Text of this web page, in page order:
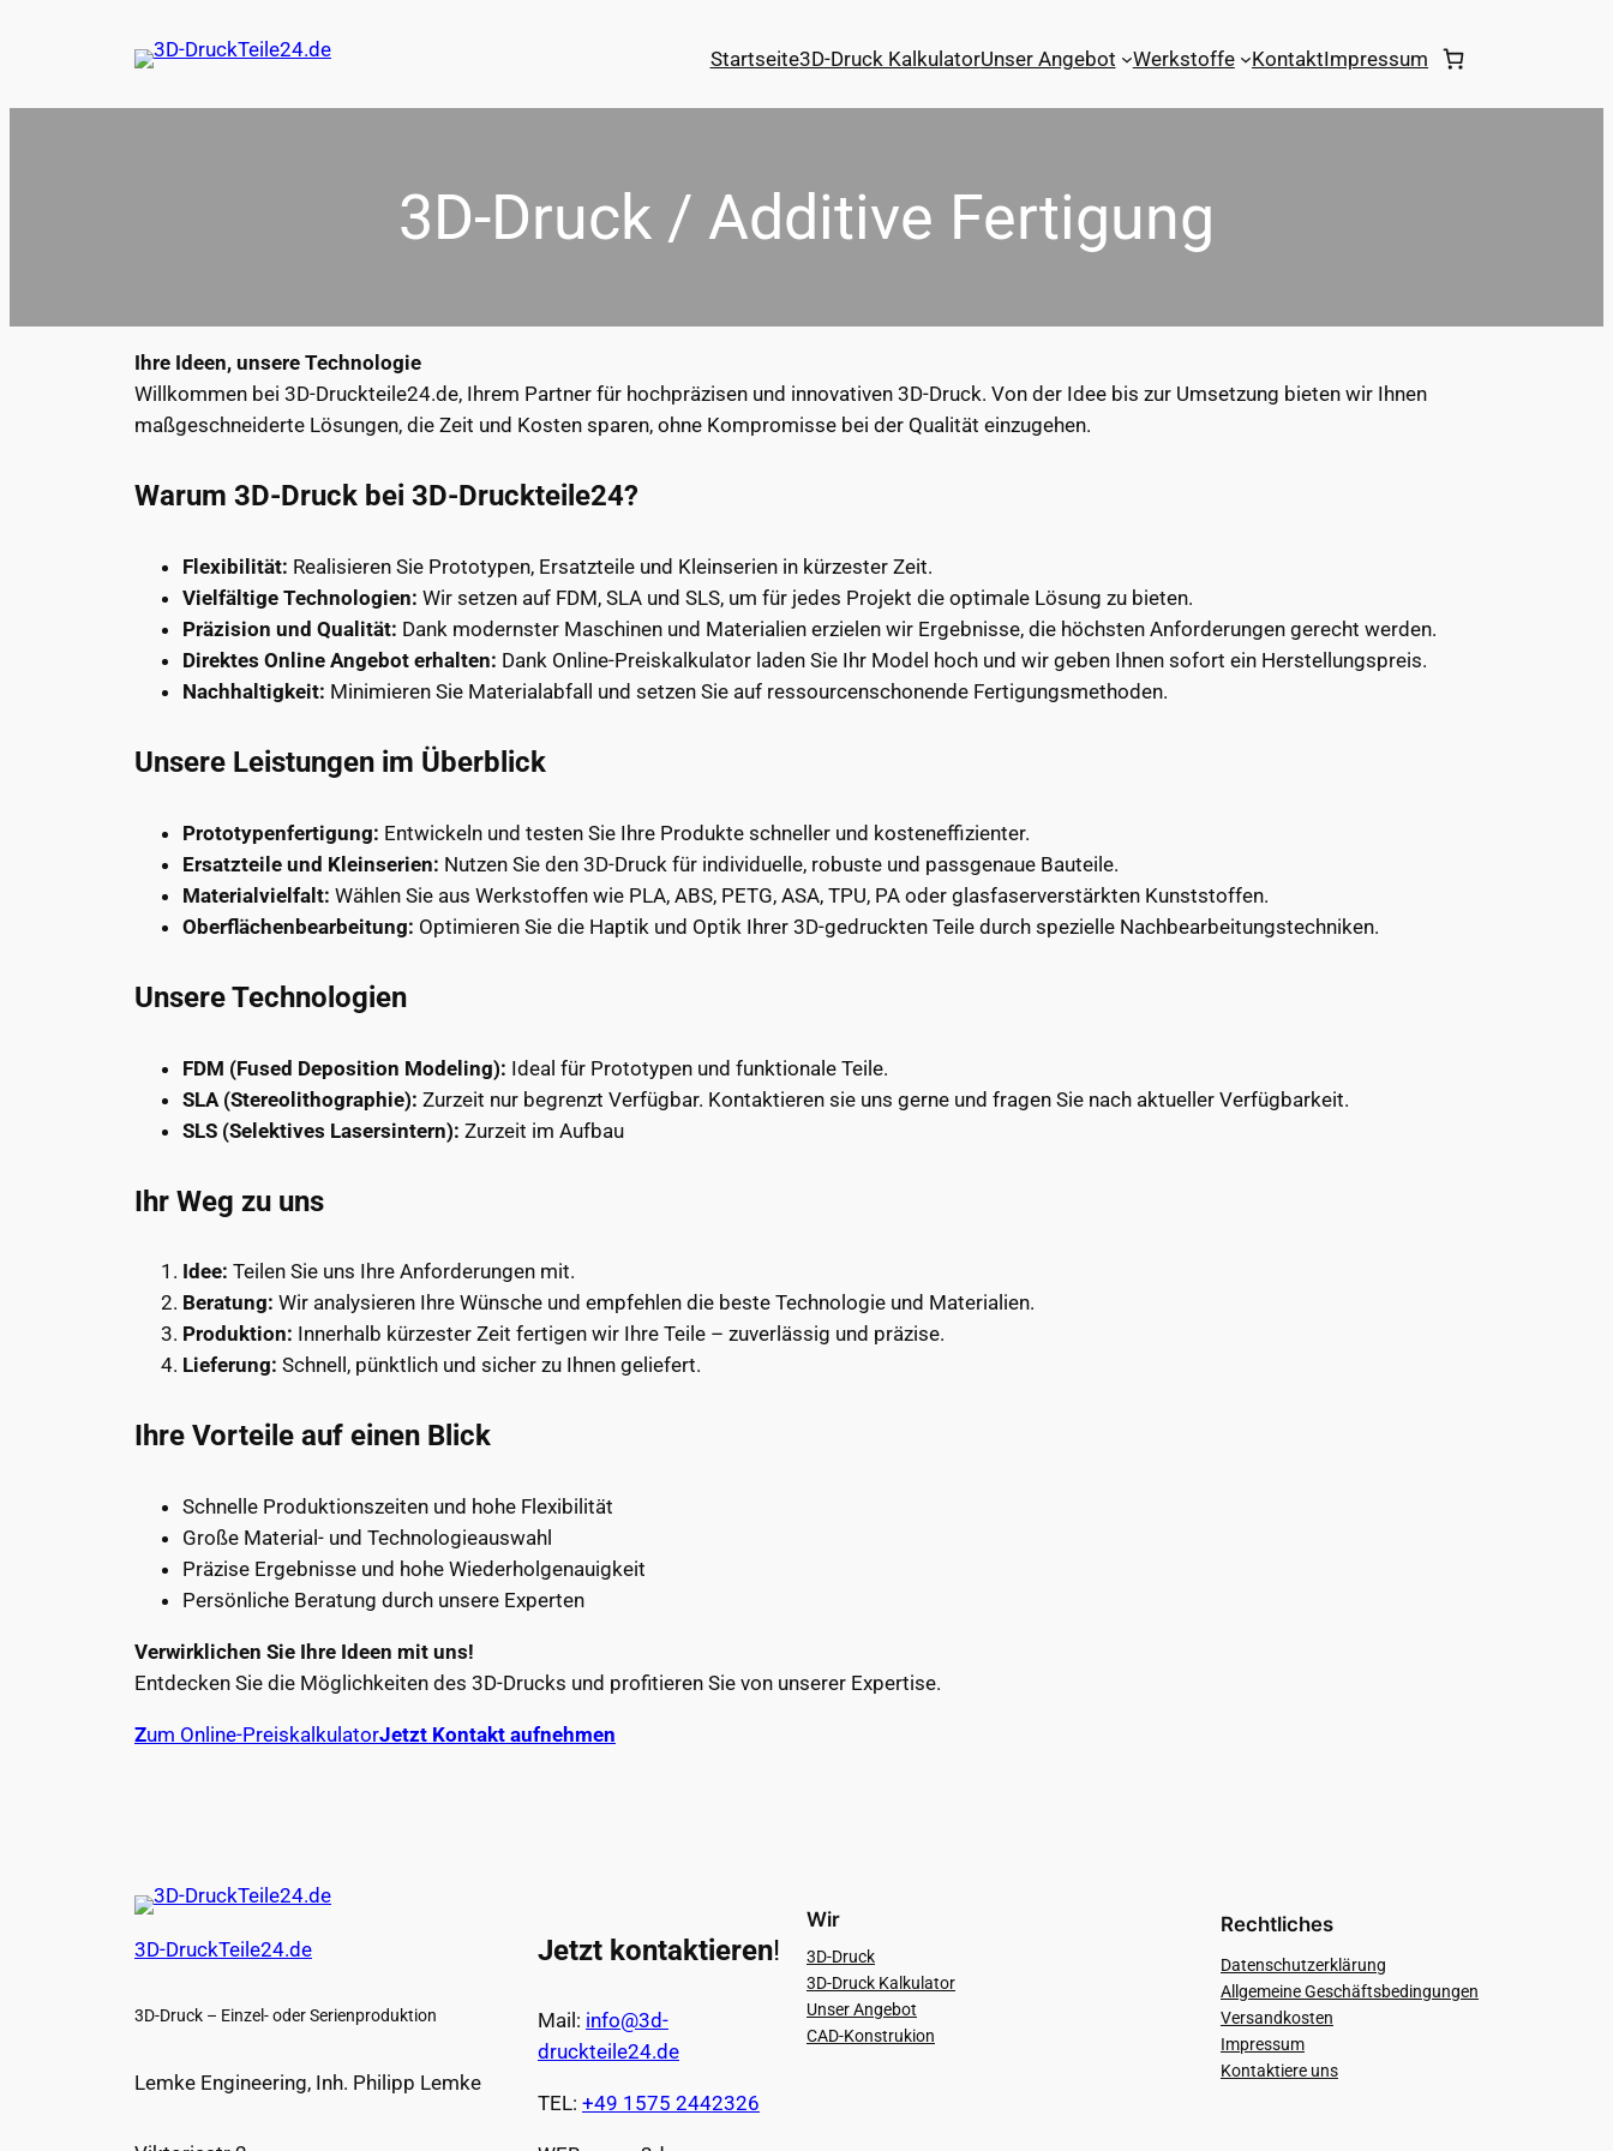
Startseite3D-Druck KalkulatorUnser Angebot Werkstoffe KontaktImpressum
3D-Druck / Additive Fertigung
Ihre Ideen, unsere Technologie
Willkommen bei 3D-Druckteile24.de, Ihrem Partner für hochpräzisen und innovativen 3D-Druck. Von der Idee bis zur Umsetzung bieten wir Ihnen
maßgeschneiderte Lösungen, die Zeit und Kosten sparen, ohne Kompromisse bei der Qualität einzugehen.
Warum 3D-Druck bei 3D-Druckteile24?
Flexibilität: Realisieren Sie Prototypen, Ersatzteile und Kleinserien in kürzester Zeit.
Vielfältige Technologien: Wir setzen auf FDM, SLA und SLS, um für jedes Projekt die optimale Lösung zu bieten.
Präzision und Qualität: Dank modernster Maschinen und Materialien erzielen wir Ergebnisse, die höchsten Anforderungen gerecht werden.
Direktes Online Angebot erhalten: Dank Online-Preiskalkulator laden Sie Ihr Model hoch und wir geben Ihnen sofort ein Herstellungspreis.
Nachhaltigkeit: Minimieren Sie Materialabfall und setzen Sie auf ressourcenschonende Fertigungsmethoden.
Unsere Leistungen im Überblick
Prototypenfertigung: Entwickeln und testen Sie Ihre Produkte schneller und kosteneffizienter.
Ersatzteile und Kleinserien: Nutzen Sie den 3D-Druck für individuelle, robuste und passgenaue Bauteile.
Materialvielfalt: Wählen Sie aus Werkstoffen wie PLA, ABS, PETG, ASA, TPU, PA oder glasfaserverstärkten Kunststoffen.
Oberflächenbearbeitung: Optimieren Sie die Haptik und Optik Ihrer 3D-gedruckten Teile durch spezielle Nachbearbeitungstechniken.
Unsere Technologien
FDM (Fused Deposition Modeling): Ideal für Prototypen und funktionale Teile.
SLA (Stereolithographie): Zurzeit nur begrenzt Verfügbar. Kontaktieren sie uns gerne und fragen Sie nach aktueller Verfügbarkeit.
SLS (Selektives Lasersintern): Zurzeit im Aufbau
Ihr Weg zu uns
Idee: Teilen Sie uns Ihre Anforderungen mit.
Beratung: Wir analysieren Ihre Wünsche und empfehlen die beste Technologie und Materialien.
Produktion: Innerhalb kürzester Zeit fertigen wir Ihre Teile – zuverlässig und präzise.
Lieferung: Schnell, pünktlich und sicher zu Ihnen geliefert.
Ihre Vorteile auf einen Blick
Schnelle Produktionszeiten und hohe Flexibilität
Große Material- und Technologieauswahl
Präzise Ergebnisse und hohe Wiederholgenauigkeit
Persönliche Beratung durch unsere Experten
Verwirklichen Sie Ihre Ideen mit uns!
Entdecken Sie die Möglichkeiten des 3D-Drucks und profitieren Sie von unserer Expertise.
Zum Online-PreiskalkulatorJetzt Kontakt aufnehmen
3D-DruckTeile24.de
3D-Druck – Einzel- oder Serienproduktion
Lemke Engineering, Inh. Philipp Lemke
Jetzt kontaktieren!
Mail: info@3d-
druckteile24.de
TEL: +49 1575 2442326
Wir
3D-Druck
3D-Druck Kalkulator
Unser Angebot
CAD-Konstrukion
Rechtliches
Datenschutzerklärung
Allgemeine Geschäftsbedingungen
Versandkosten
Impressum
Kontaktiere uns